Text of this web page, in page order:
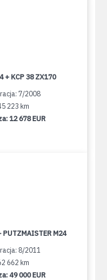
+ KCP 38 ZX170
7/2008
223 km
12 678 EUR
PUTZMAISTER M24
8/2011
662 km
49 000 EUR